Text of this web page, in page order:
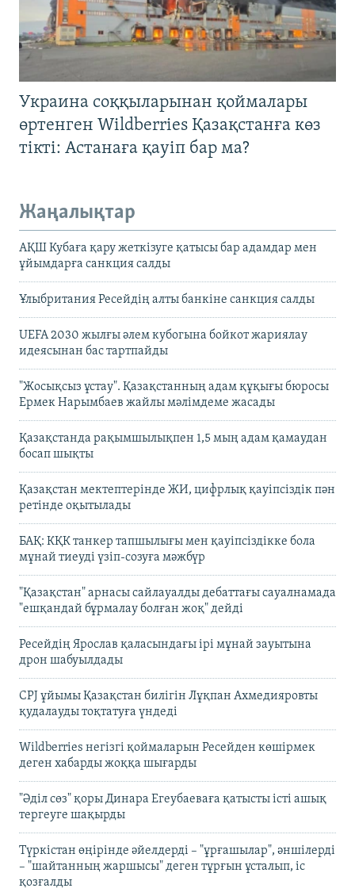
Украина соққыларынан қоймалары
өртенген Wildberries Қазақстанға көз
тікті: Астанаға қауіп бар ма?
Жаңалықтар
АҚШ Кубаға қару жеткізуге қатысы бар адамдар мен
ұйымдарға санкция салды
Ұлыбритания Ресейдің алты банкіне санкция салды
UEFA 2030 жылғы әлем кубогына бойкот жариялау
идеясынан бас тартпайды
"Жосықсыз ұстау". Қазақстанның адам құқығы бюросы
Ермек Нарымбаев жайлы мәлімдеме жасады
Қазақстанда рақымшылықпен 1,5 мың адам қамаудан
босап шықты
Қазақстан мектептерінде ЖИ, цифрлық қауіпсіздік пән
ретінде оқытылады
БАҚ: КҚК танкер тапшылығы мен қауіпсіздікке бола
мұнай тиеуді үзіп-созуға мәжбүр
"Қазақстан" арнасы сайлауалды дебаттағы сауалнамада
"ешқандай бұрмалау болған жоқ" дейді
Ресейдің Ярослав қаласындағы ірі мұнай зауытына
дрон шабуылдады
CPJ ұйымы Қазақстан билігін Лұқпан Ахмедияровты
қудалауды тоқтатуға үндеді
Wildberries негізгі қоймаларын Ресейден көшірмек
деген хабарды жоққа шығарды
"Әділ сөз" қоры Динара Егеубаеваға қатысты істі ашық
тергеуге шақырды
Түркістан өңірінде әйелдерді – "ұрғашылар", әншілерді
– "шайтанның жаршысы" деген тұрғын ұсталып, іс
қозғалды